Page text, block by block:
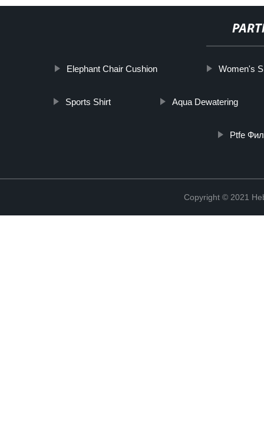
Elephant Chair Cushion Women's
Sports Shirt Aqua Dewatering
Ptfe
Copyright © 2021